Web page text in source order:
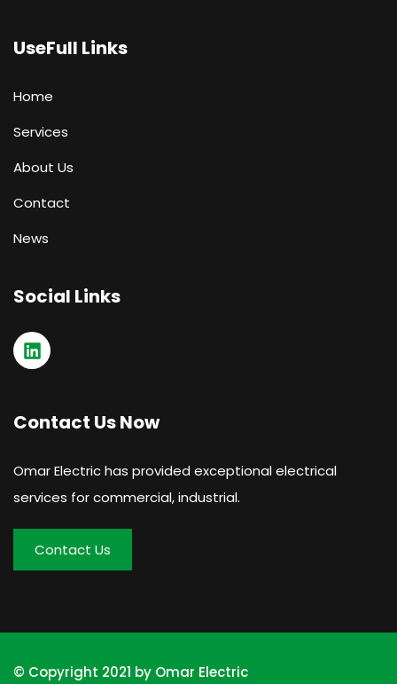
UseFull Links
Home
Services
About Us
Contact
News
Social Links
Contact Us Now
Omar Electric has provided exceptional electrical
services for commercial, industrial.
Contact Us
© Copyright 2021 by Omar Electric